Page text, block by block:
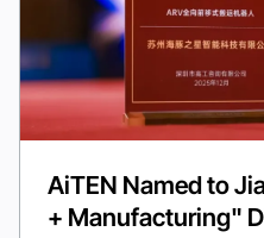
AiTEN Named to
+ Manufacturing"